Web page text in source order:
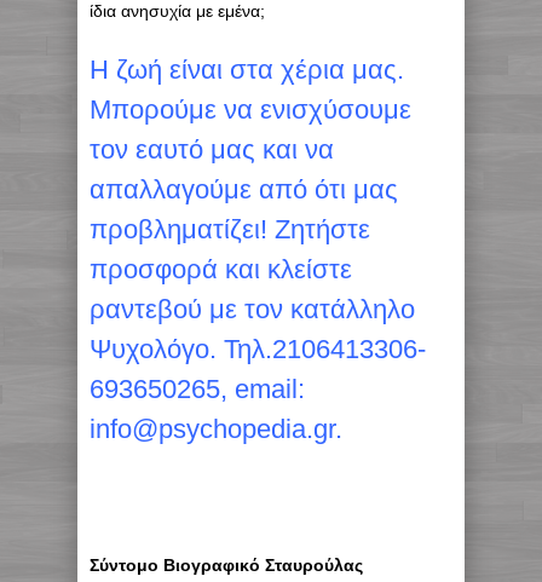
ίδια ανησυχία με εμένα;
H ζωή είναι στα χέρια μας.
Μπορούμε να ενισχύσουμε
τον εαυτό μας και να
απαλλαγούμε από ότι μας
προβληματίζει! Ζητήστε
προσφορά και κλείστε
ραντεβού με τον κατάλληλο
Ψυχολόγο. Τηλ.2106413306-
693650265, email:
info@psychopedia.gr.
Σύντομο Βιογραφικό Σταυρούλας